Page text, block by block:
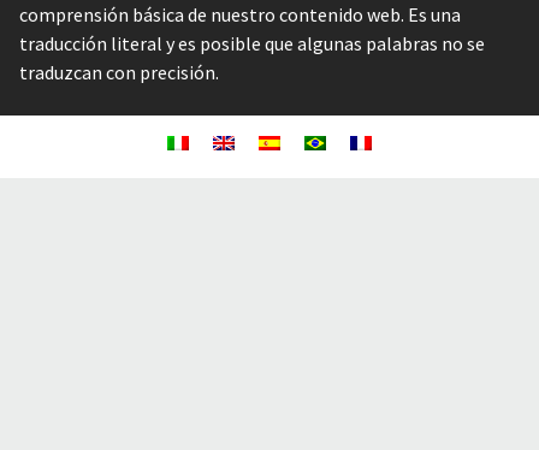
comprensión básica de nuestro contenido web. Es una
traducción literal y es posible que algunas palabras no se
traduzcan con precisión.